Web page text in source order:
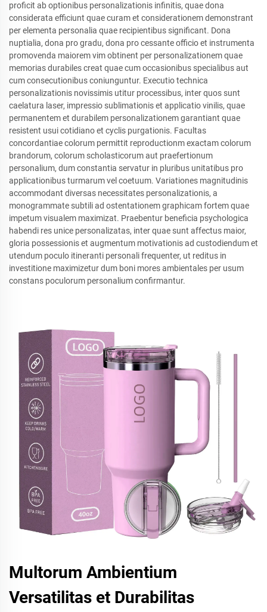
proficit ab optionibus personalizationis infinitis, quae dona
considerata efficiunt quae curam et considerationem demonstrant
per elementa personalia quae recipientibus significant. Dona
nuptialia, dona pro gradu, dona pro cessante officio et instrumenta
promovenda maiorem vim obtinent per personalizationem quae
memorias durabiles creat quae cum occasionibus specialibus aut
cum consecutionibus coniunguntur. Executio technica
personalizationis novissimis utitur processibus, inter quos sunt
caelatura laser, impressio sublimationis et applicatio vinilis, quae
permanentem et durabilem personalizationem garantiant quae
resistent usui cotidiano et cyclis purgationis. Facultas
concordantiae colorum permittit reproductionm exactam colorum
brandorum, colorum scholasticorum aut praefertionum
personalium, dum constantia servatur in pluribus unitatibus pro
applicationibus turmarum vel coetuum. Variationes magnitudinis
accommodant diversas necessitates personalizationis, a
monogrammate subtili ad ostentationem graphicam fortem quae
impetum visualem maximizat. Praebentur beneficia psychologica
habendi res unice personalizatas, inter quae sunt affectus maior,
gloria possessionis et augmentum motivationis ad custodiendum et
utendum poculo itineranti personali frequenter, ut reditus in
investitione maximizetur dum boni mores ambientales per usum
constans poculorum personalium confirmantur.
Multorum Ambientium
Versatilitas et Durabilitas